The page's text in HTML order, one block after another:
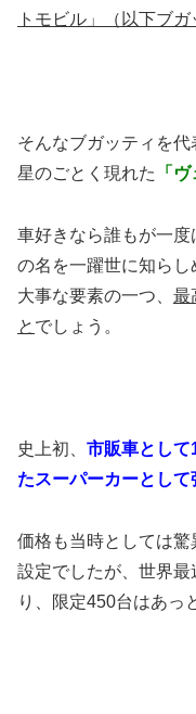
トモビル」（以下ブ
そんなブガッティを
星のごとく現れた
「
車好きなら誰もが一
の名を一躍世に知ら
大事な要素の一つ、 最
と でしょう。
史上初、 市販車とし
たスーパーカーとし
価格も当時としては
設定でしたが、世界
り、限定450台はあっ